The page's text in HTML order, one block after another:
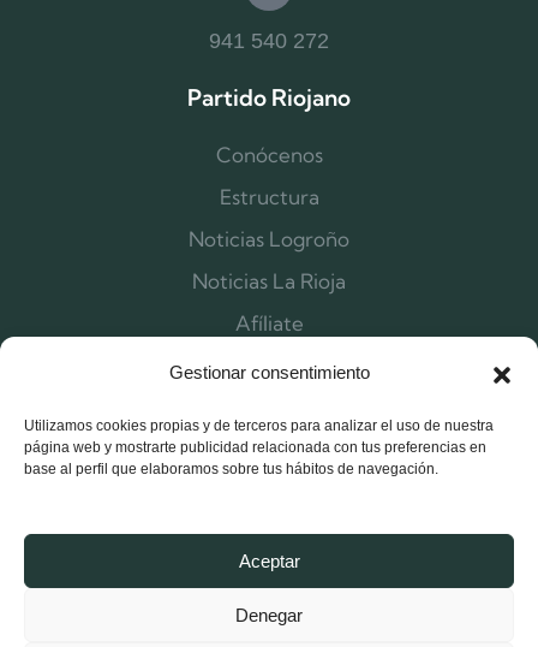
Gestionar consentimiento
Utilizamos cookies propias y de terceros para analizar el uso de nuestra
página web y mostrarte publicidad relacionada con tus preferencias en
base al perfil que elaboramos sobre tus hábitos de navegación.
Aceptar
Denegar
941 540 272
Partido Riojano
Conócenos
Estructura
Noticias Logroño
Noticias La Rioja
Afíliate
Contacta